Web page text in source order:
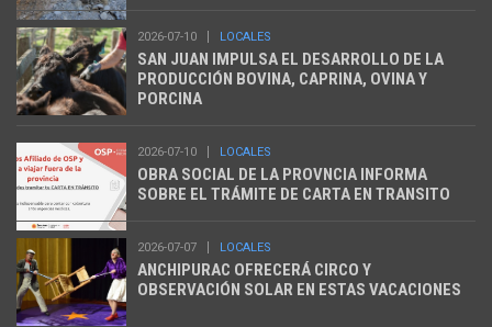
2026-07-10 LOCALES
SAN JUAN IMPULSA EL DESARROLLO DE LA
PRODUCCIÓN BOVINA, CAPRINA, OVINA Y
PORCINA
2026-07-10 LOCALES
OBRA SOCIAL DE LA PROVNCIA INFORMA
SOBRE EL TRÁMITE DE CARTA EN TRANSITO
2026-07-07 LOCALES
ANCHIPURAC OFRECERÁ CIRCO Y
OBSERVACIÓN SOLAR EN ESTAS VACACIONES